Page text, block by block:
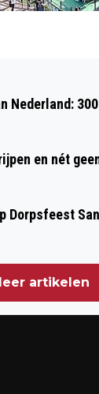
Nederland:
en nét
artikelen